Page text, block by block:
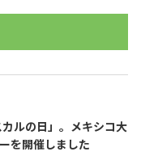
ルの日」。メキシコ大
を開催しました